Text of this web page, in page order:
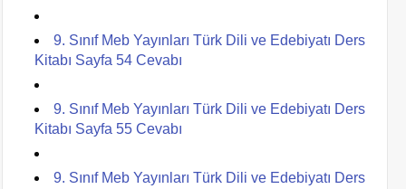
9. Sınıf Meb Yayınları Türk Dili ve Edebiyatı Ders
Kitabı Sayfa 54 Cevabı
9. Sınıf Meb Yayınları Türk Dili ve Edebiyatı Ders
Kitabı Sayfa 55 Cevabı
9. Sınıf Meb Yayınları Türk Dili ve Edebiyatı Ders